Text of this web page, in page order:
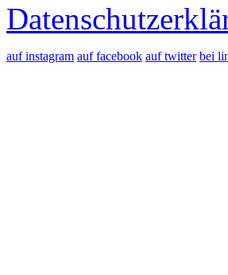
auf instagram auf facebook auf twitter bei